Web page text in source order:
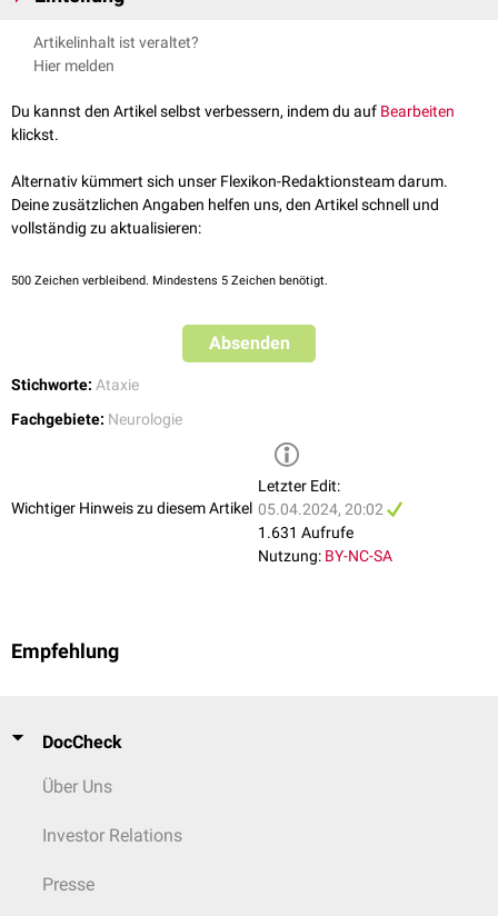
Degenerative Ataxien werden grundsätzlich eingeteilt in:
Heredoataxien
autosomal-dominant:spinozerebelläre Ataxien(SCA)
idiopathische
Toxine(z.B.Alkohol,Schwermetalle,Lösungsmittel)
Medikamente (z.B.Phenytoin oderZytostatika)
physikalischeFaktoren (z.B.
Hypothyreose
paraneoplastisch
siehe auch:
Artikelinhalt ist veraltet?
Hier melden
Du kannst den Artikel selbst verbessern, indem du auf Bearbeiten
klickst.
Alternativ kümmert sich unser Flexikon-Redaktionsteam darum.
Deine zusätzlichen Angaben helfen uns, den Artikel schnell und
vollständig zu aktualisieren:
500 Zeichen verbleibend. Mindestens 5 Zeichen benötigt.
Absenden
Stichworte: Ataxie
Fachgebiete: Neurologie
Wichtiger Hinweis zu diesem Artikel
Letzter Edit:
05.04.2024, 20:02
1.631 Aufrufe
Nutzung: BY-NC-SA
Empfehlung
DocCheck
Über Uns
Investor Relations
Presse